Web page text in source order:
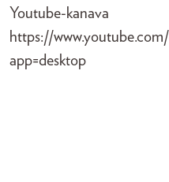
Youtube-kanava
https://
app=desktop